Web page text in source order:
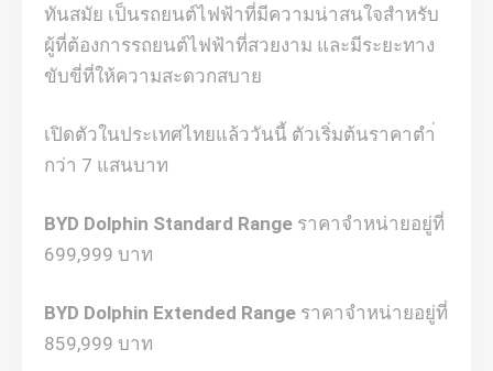
ทันสมัย เป็นรถยนต์ไฟฟ้าที่มีความน่าสนใจสำหรับ
ผู้ที่ต้องการรถยนต์ไฟฟ้าที่สวยงาม และมีระยะทาง
ขับขี่ที่ให้ความสะดวกสบาย
เปิดตัวในประเทศไทยแล้ววันนี้ ตัวเริ่มต้นราคาตำ่
กว่า 7 แสนบาท
BYD Dolphin Standard Range ราคาจำหน่ายอยู่ที่
699,999 บาท
BYD Dolphin Extended Range ราคาจำหน่ายอยู่ที่
859,999 บาท